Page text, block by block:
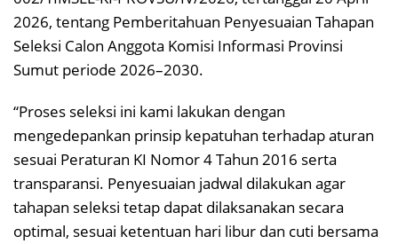
2026, tentang Pemberitahuan Penyesuaian Tahapan
Seleksi Calon Anggota Komisi Informasi Provinsi
Sumut periode 2026–2030.
“Proses seleksi ini kami lakukan dengan
mengedepankan prinsip kepatuhan terhadap aturan
sesuai Peraturan KI Nomor 4 Tahun 2016 serta
transparansi. Penyesuaian jadwal dilakukan agar
tahapan seleksi tetap dapat dilaksanakan secara
optimal, sesuai ketentuan hari libur dan cuti bersama